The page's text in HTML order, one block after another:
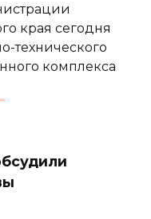
края сегодня
технического
комплекса